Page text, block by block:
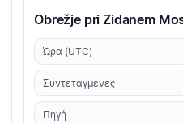
Obrežje pri Zidanem
Ώρα (UTC)
Συντεταγμένες
Πηγή